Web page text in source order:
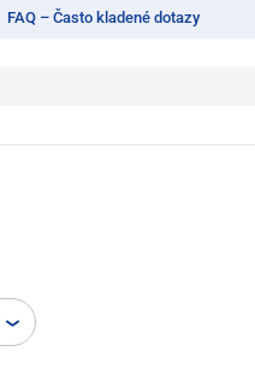
FAQ – Často kladené dotazy